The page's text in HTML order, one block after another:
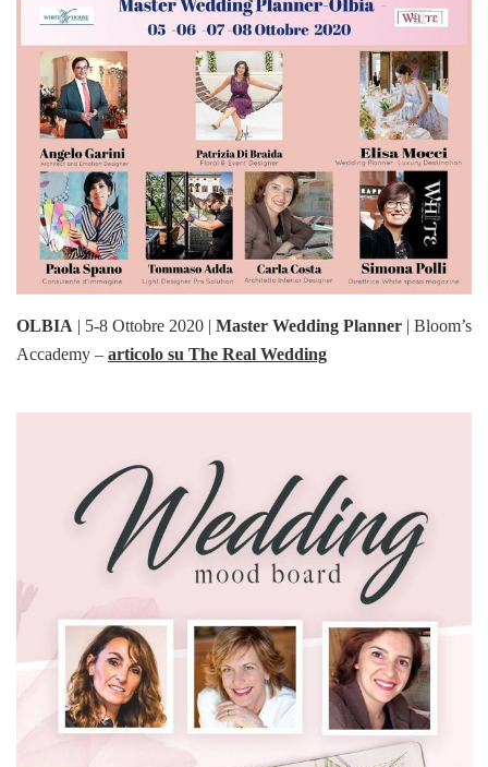
OLBIA | 5-8 Ottobre 2020 | Master Wedding Planner | Bloom’s
Accademy – articolo su The Real Wedding